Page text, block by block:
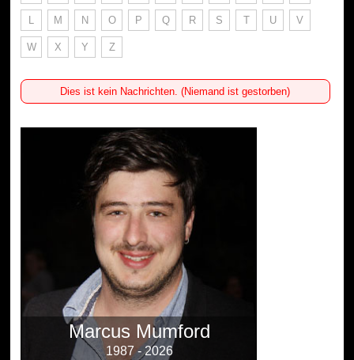
L M N O P Q R S T U V
W X Y Z
Dies ist kein Nachrichten. (Niemand ist gestorben)
Marcus Mumford
1987 - 2026